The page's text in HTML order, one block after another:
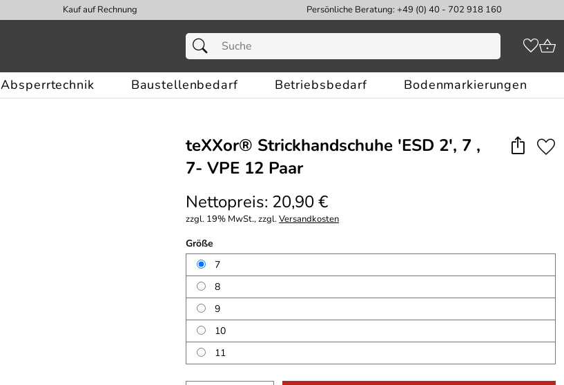
Kauf auf Rechnung Persönliche Beratung: +49 (0) 40 - 702 918 160
Absperrtechnik Baustellenbedarf Betriebsbedarf Bodenmarkierungen
teXXor® Strickhandschuhe 'ESD 2', 7 ,
7- VPE 12 Paar
Nettopreis: 20,90 €
zzgl. 19% MwSt., zzgl.Versandkosten
Größe
7
8
9
10
11